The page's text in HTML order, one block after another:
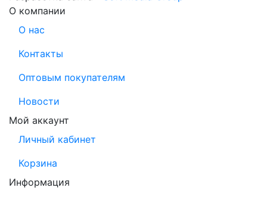
О компании
О нас
Контакты
Оптовым покупателям
Новости
Мой аккаунт
Личный кабинет
Корзина
Информация